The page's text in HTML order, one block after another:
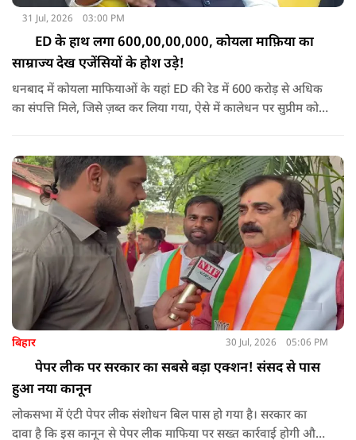
31 Jul, 2026 03:00 PM
ED के हाथ लगा 600,00,00,000, कोयला माफ़िया का
साम्राज्य देख एजेंसियों के होश उड़े!
धनबाद में कोयला माफियाओं के यहां ED की रेड में 600 करोड़ से अधिक
का संपत्ति मिले, जिसे ज़ब्त कर लिया गया, ऐसे में कालेधन पर सुप्रीम कोर्ट
बिहार 30 Jul, 2026 05:06 PM
पेपर लीक पर सरकार का सबसे बड़ा एक्शन! संसद से पास
हुआ नया कानून
लोकसभा में एंटी पेपर लीक संशोधन बिल पास हो गया है। सरकार का
दावा है कि इस कानून से पेपर लीक माफिया पर सख्त कार्रवाई होगी और